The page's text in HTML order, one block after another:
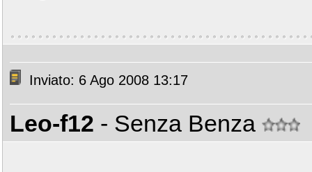
Inviato: 6 Ago 2008 13:17
Leo-f12 - Senza Benza